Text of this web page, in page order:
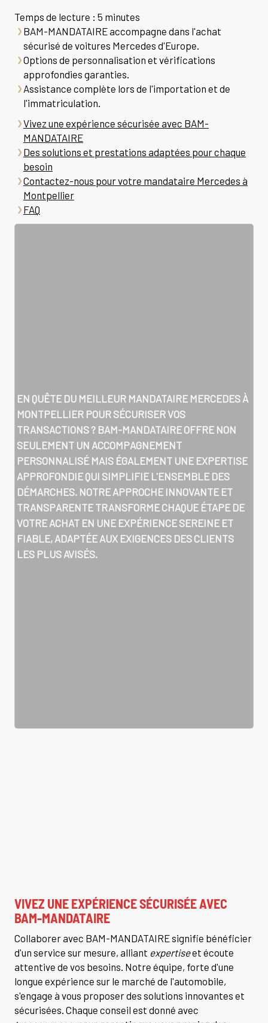
Temps de lecture : 5 minutes
BAM-MANDATAIRE accompagne dans l'achat
sécurisé de voitures Mercedes d'Europe.
Options de personnalisation et vérifications
approfondies garanties.
Assistance complète lors de l'importation et de
l'immatriculation.
Vivez une expérience sécurisée avec BAM-
MANDATAIRE
Des solutions et prestations adaptées pour chaque
besoin
Contactez-nous pour votre mandataire Mercedes à
Montpellier
FAQ
EN QUÊTE DU MEILLEUR MANDATAIRE MERCEDES À
MONTPELLIER POUR SÉCURISER VOS
TRANSACTIONS ? BAM-MANDATAIRE OFFRE NON
SEULEMENT UN ACCOMPAGNEMENT
PERSONNALISÉ MAIS ÉGALEMENT UNE EXPERTISE
APPROFONDIE QUI SIMPLIFIE L'ENSEMBLE DES
DÉMARCHES. NOTRE APPROCHE INNOVANTE ET
TRANSPARENTE TRANSFORME CHAQUE ÉTAPE DE
VOTRE ACHAT EN UNE EXPÉRIENCE SEREINE ET
FIABLE, ADAPTÉE AUX EXIGENCES DES CLIENTS
LES PLUS AVISÉS.
VIVEZ UNE EXPÉRIENCE SÉCURISÉE AVEC
BAM-MANDATAIRE
Collaborer avec BAM-MANDATAIRE signifie bénéficier
d'un service sur mesure, alliant expertiseet écoute
attentive de vos besoins. Notre équipe, forte d'une
longue expérience sur le marché de l'automobile,
s'engage à vous proposer des solutions innovantes et
sécurisées. Chaque conseil est donné avec